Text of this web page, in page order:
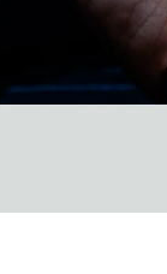
縫製
Q&A